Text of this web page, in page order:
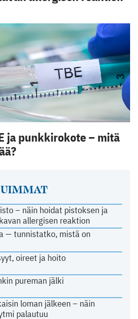
– näin hoidat pistoksen ja
allergisen reaktion
— tunnistatko, mistä on
oireet ja hoito
pureman jälki
loman jälkeen – näin
palautuu
ja punkkirokote – mitä